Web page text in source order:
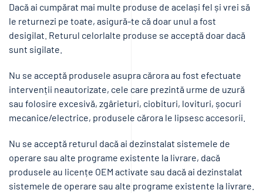
Dacă ai cumpărat mai multe produse de același fel și vrei să
le returnezi pe toate, asigură-te că doar unul a fost
desigilat. Returul celorlalte produse se acceptă doar dacă
sunt sigilate.
Nu se acceptă produsele asupra cărora au fost efectuate
intervenții neautorizate, cele care prezintă urme de uzură
sau folosire excesivă, zgârieturi, ciobituri, lovituri, șocuri
mecanice/electrice, produsele cărora le lipsesc accesorii.
Nu se acceptă returul dacă ai dezinstalat sistemele de
operare sau alte programe existente la livrare, dacă
produsele au licențe OEM activate sau dacă ai dezinstalat
sistemele de operare sau alte programe existente la livrare.